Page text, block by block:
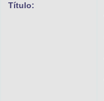
Título: